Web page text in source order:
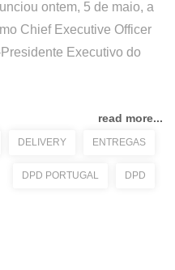
ontem, 5 de maio, a
Chief Executive Officer
Executivo do
read more...
DELIVERY ENTREGAS
DPD PORTUGAL DPD